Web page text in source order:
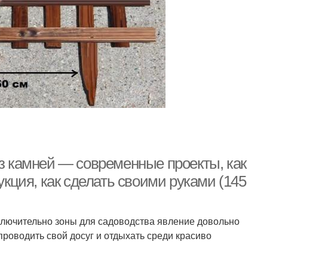
— современные проекты, как
как сделать своими руками (145
зоны для садоводства явление довольно
свой досуг и отдыхать среди красиво